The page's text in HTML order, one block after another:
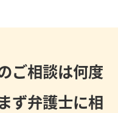
ご相談は何度
ず弁護士に相